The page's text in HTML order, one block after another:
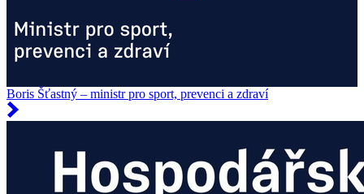
Boris Šťastný – ministr pro sport, prevenci a zdraví